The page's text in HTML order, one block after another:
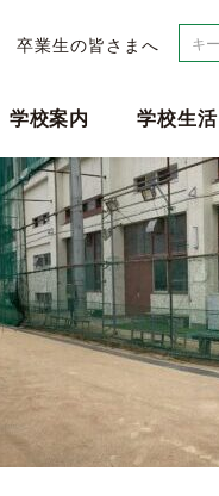
卒業生の皆さまへ
学校案内 学校生活